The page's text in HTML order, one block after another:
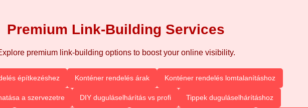
Premium Link-Building Services
premium link-building options to boost your online visibility.
építkezéshez Konténer rendelés árak Konténer rendelés lomtalanításhoz
a szervezetre DIY duguláselhárítás vs profi Tippek duguláselhárításhoz